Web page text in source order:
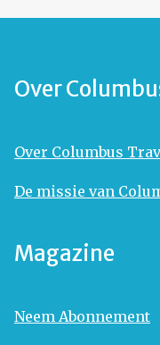
Over
Over Columbus
De missie van
Magazine
Neem Abonnement